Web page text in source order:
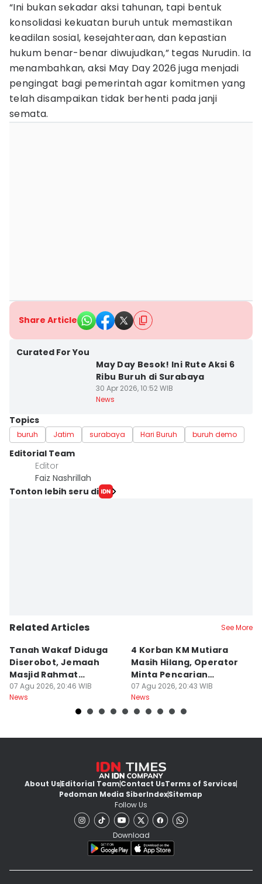
“Ini bukan sekadar aksi tahunan, tapi bentuk
konsolidasi kekuatan buruh untuk memastikan
keadilan sosial, kesejahteraan, dan kepastian
hukum benar-benar diwujudkan,” tegas Nurudin. Ia
menambahkan, aksi May Day 2026 juga menjadi
pengingat bagi pemerintah agar komitmen yang
telah disampaikan tidak berhenti pada janji
semata.
Share Article
Curated For You
May Day Besok! Ini Rute Aksi 6
Ribu Buruh di Surabaya
30 Apr 2026, 10:52 WIB
News
Topics
buruh Jatim surabaya Hari Buruh buruh demo
Editorial Team
Editor
Faiz Nashrillah
Tonton lebih seru di
Related Articles See More
Tanah Wakaf Diduga
Diserobot, Jemaah
Masjid Rahmat
Surabaya Protes
07 Agu 2026, 20:46 WIB
News
4 Korban KM Mutiara
Masih Hilang, Operator
Minta Pencarian
Dilanjut
07 Agu 2026, 20:43 WIB
News
About UsEditorial TeamContact UsTerms of Services
Pedoman Media SiberIndexSitemap
Follow Us
Download